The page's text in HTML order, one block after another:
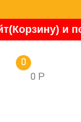
и
0 Р
0